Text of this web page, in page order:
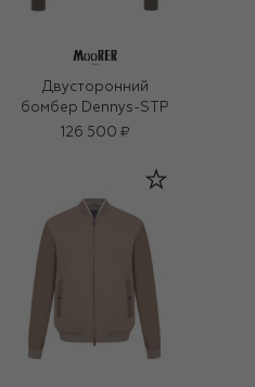
Двусторонний
бомбер Dennys-STP
126 500 ₽